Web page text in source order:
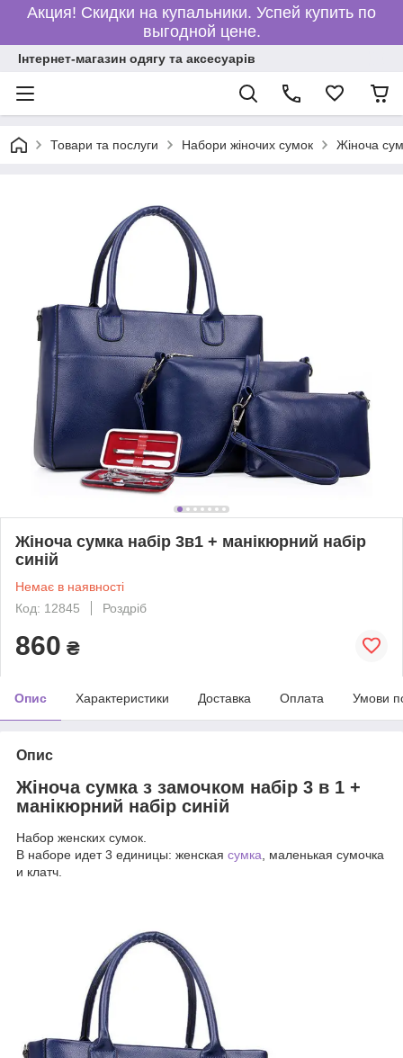
Акция! Скидки на купальники. Успей купить по
выгодной цене.
Інтернет-магазин одягу та аксесуарів
Товари та послуги Набори жіночих сумок Жіноча
Жіноча сумка набір 3в1 + манікюрний набір
синій
Немає в наявності
Код: 12845
Роздріб
860 ₴
Опис Характеристики Доставка Оплата Умови
Опис
Жіноча сумка з замочком набір 3 в 1 +
манікюрний набір синій
Набор женских сумок.
В наборе идет 3 единицы: женская сумка, маленькая сумочка
и клатч.